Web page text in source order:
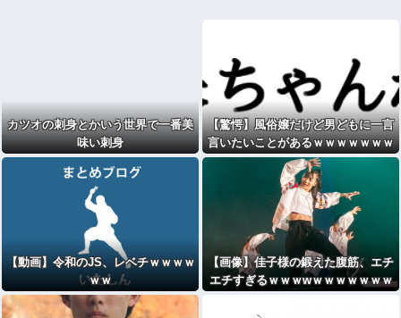
カツオの刺身とかいう世界で一番美
味い刺身
【驚愕】風俗嬢だけど男どもに一言
言いたいことがあるｗｗｗｗｗｗｗ
ｗｗwwww
【動画】令和のJS、レベチｗｗｗｗ
ｗｗ
【画像】佳子様の鍛えた腹筋、エチ
エチすぎるｗｗｗwｗｗｗｗｗｗｗ